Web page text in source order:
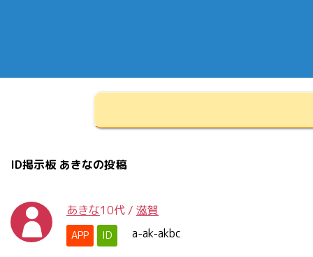
ID掲示板 あきなの投稿
あきな10代 / 滋賀
APP ID a-ak-akbc